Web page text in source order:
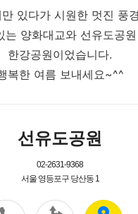
있다가 시원한 멋진 풍
는 양화대교와 선유도공
한강공원이었습니다.
복한 여름 보내세요~^^